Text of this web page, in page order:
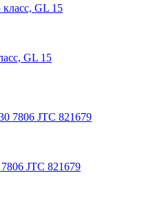
GL 15
JTC 821679